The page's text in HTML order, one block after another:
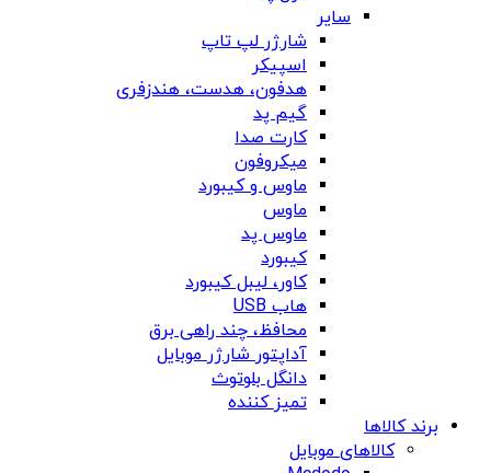
سایر
شارژر لپ تاپ
اسپیکر
هدفون، هدست، هندزفری
گیم پد
کارت صدا
میکروفون
ماوس و کیبورد
ماوس
ماوس پد
کیبورد
کاور، لیبل کیبورد
هاب USB
محافظ، چند راهی برق
آداپتور شارژر موبایل
دانگل بلوتوث
تمیز کننده
برند کالاها
کالاهای موبایل